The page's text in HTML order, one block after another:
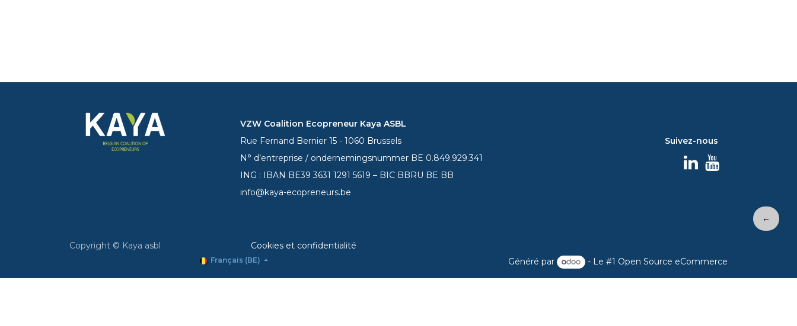
Suivez-nous
←
VZW Coalition Ecopreneur Kaya ASBL
Rue Fernand Bernier 15 - 1060 Brussels
N° d’entreprise / ondernemingsnummer BE 0.849.929.341
ING : IBAN BE393631 1291 5619 – BIC BBRU BE BB
info@kaya-ecopreneurs.be
Copyright © Kaya asbl Cookies et confidentialité
Français (BE) Généré par - Le #1 Open Source eCommerce